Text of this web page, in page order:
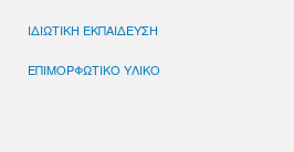
ΙΔΙΩΤΙΚΗ ΕΚΠΑΙΔΕΥΣΗ
ΕΠΙΜΟΡΦΩΤΙΚΟ ΥΛΙΚΟ